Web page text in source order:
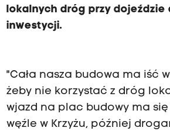
lokalnych dróg przy dojeździe
inwestycji.
"Cała nasza budowa ma iść
żeby nie korzystać z dróg
wjazd na plac budowy ma
węźle w Krzyżu, później